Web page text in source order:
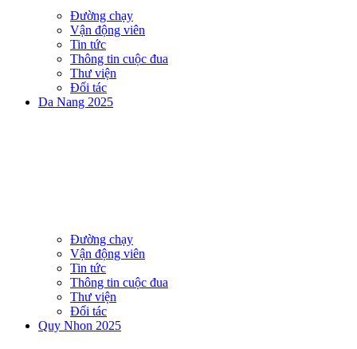
Đường chạy
Vận động viên
Tin tức
Thông tin cuộc đua
Thư viện
Đối tác
Da Nang 2025
Đường chạy
Vận động viên
Tin tức
Thông tin cuộc đua
Thư viện
Đối tác
Quy Nhon 2025